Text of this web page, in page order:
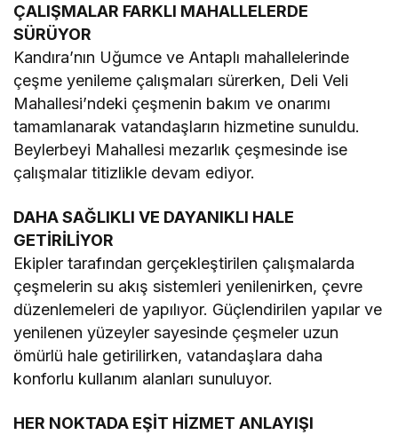
ÇALIŞMALAR FARKLI MAHALLELERDE
SÜRÜYOR
Kandıra’nın Uğumce ve Antaplı mahallelerinde
çeşme yenileme çalışmaları sürerken, Deli Veli
Mahallesi’ndeki çeşmenin bakım ve onarımı
tamamlanarak vatandaşların hizmetine sunuldu.
Beylerbeyi Mahallesi mezarlık çeşmesinde ise
çalışmalar titizlikle devam ediyor.
DAHA SAĞLIKLI VE DAYANIKLI HALE
GETİRİLİYOR
Ekipler tarafından gerçekleştirilen çalışmalarda
çeşmelerin su akış sistemleri yenilenirken, çevre
düzenlemeleri de yapılıyor. Güçlendirilen yapılar ve
yenilenen yüzeyler sayesinde çeşmeler uzun
ömürlü hale getirilirken, vatandaşlara daha
konforlu kullanım alanları sunuluyor.
HER NOKTADA EŞİT HİZMET ANLAYIŞI